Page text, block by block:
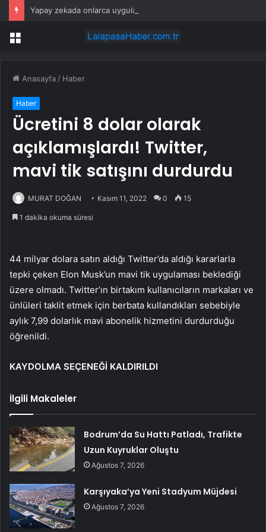
Menü
Anasayfa / Haber
Haber
Ücretini 8 dolar olarak
açıklamışlardı! Twitter,
mavi tik satışını durdurdu
MURAT DOĞAN Kasım 11, 2022 0 15
1 dakika okuma süresi
44 milyar dolara satın aldığı Twitter’da aldığı kararlarla
tepki çeken Elon Musk’un mavi tik uygulaması beklediği
üzere olmadı. Twitter’ın birtakım kullanıcıların markaları ve
ünlüleri taklit etmek için berbata kullandıkları sebebiyle
aylık 7,99 dolarlık mavi abonelik hizmetini durdurduğu
öğrenildi.
KAYDOLMA SEÇENEĞİ KALDIRILDI
İlgili Makaleler
Bodrum’da Su Hattı Patladı, Trafikte
Uzun Kuyruklar Oluştu
Ağustos 7, 2026
Karşıyaka’ya Yeni Stadyum Müjdesi
Ağustos 7, 2026